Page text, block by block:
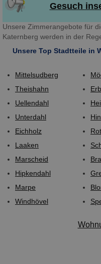
Gesuch
Unsere Zimmerangebote für
Katernberg werden in der
Unsere Top Stadtteile in
Mittelsudberg
Theishahn
Uellendahl
Unterdahl
Eichholz
Laaken
Marscheid
Hipkendahl
Marpe
Windhövel